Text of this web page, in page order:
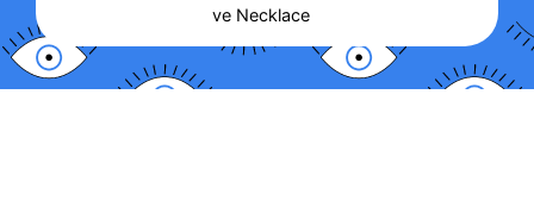
ve Necklace